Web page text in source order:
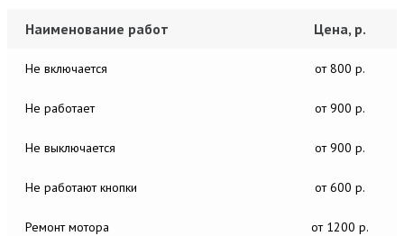
Наименование работ Цена, р.
Не включается от 800 р.
Не работает от 900 р.
Не выключается от 900 р.
Не работают кнопки от 600 р.
Ремонт мотора от 1200 р.